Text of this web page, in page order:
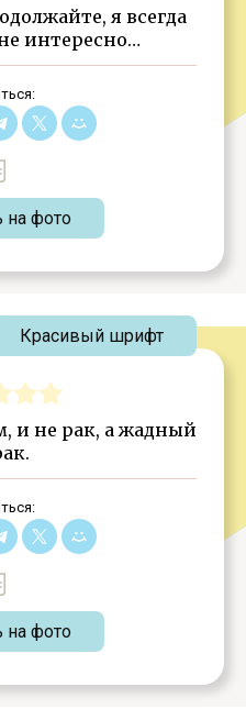
я всегда
интересно…
на фото
и не рак, а жадный
на фото
Красивый шрифт